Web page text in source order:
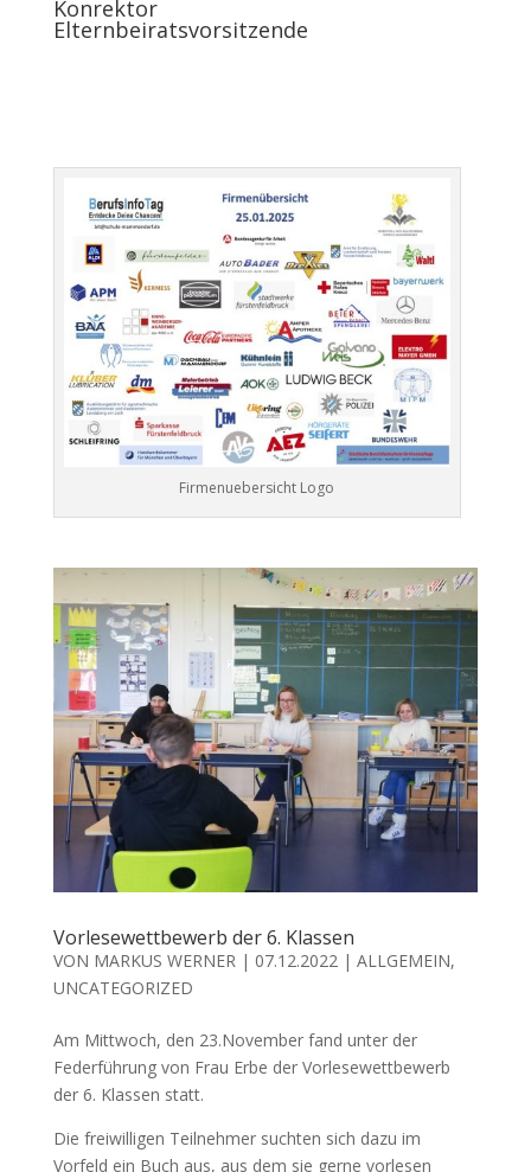
Konrektor
Elternbeiratsvorsitzende
Firmenuebersicht Logo
Vorlesewettbewerb der 6. Klassen
VON MARKUS WERNER| 07.12.2022| ALLGEMEIN,
UNCATEGORIZED
Am Mittwoch, den 23.November fand unter der
Federführung von Frau Erbe der Vorlesewettbewerb
der 6. Klassen statt.
Die freiwilligen Teilnehmer suchten sich dazu im
Vorfeld ein Buch aus, aus dem sie gerne vorlesen